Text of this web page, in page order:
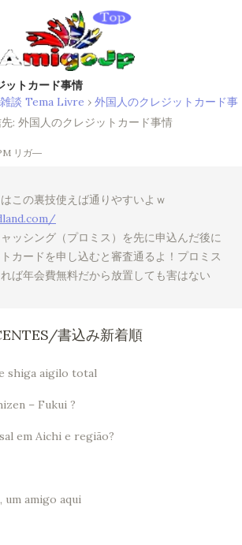
ットカード事情
談 Tema Livre › 外国人のクレジットカード事
: 外国人のクレジットカード事情
リガ―
この裏技使えば通りやすいよｗ
ッシング（プロミス）を先に申込んだ後に
カードを申し込むと審査通るよ！プロミス
ば年会費無料だから放置しても害はない
書込み新着順
shiga aigilo total
– Fukui ?
em Aichi e região?
um amigo aqui